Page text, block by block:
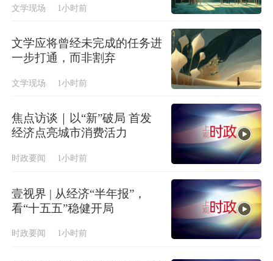
文学现场 1小时前
文学应将曾经未完成的任务进
一步打通，而非割弃
文学现场 1小时前
焦点访谈｜以“新”破局 首发
经济点亮城市消费活力
时政要闻 1小时前
壹视界 | 从经济“半年报”，
看“十五五”稳健开局
时政要闻 1小时前